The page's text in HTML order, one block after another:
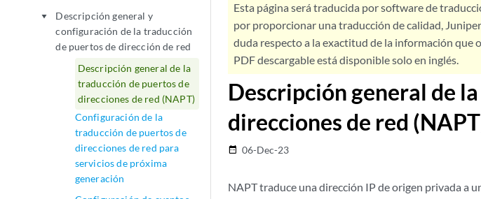
play_arrow
Descripción general y
configuración de la traducción
de puertos de dirección de red
Descripción general de la
traducción de puertos de
direcciones de red (NAPT)
Configuración de la
traducción de puertos de
direcciones de red para
servicios de próxima
generación
Esta página será traducida por software de
por proporcionar una traducción de calidad,
duda respecto a la exactitud de la información que
PDF descargable está disponible solo en inglés.
Descripción general de
direcciones de red
date_range 06-Dec-23
NAPT traduce una dirección IP de origen privada a